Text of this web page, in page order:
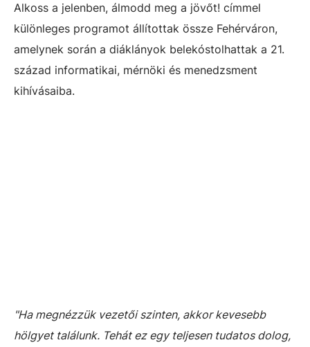
Alkoss a jelenben, álmodd meg a jövőt! címmel
különleges programot állítottak össze Fehérváron,
amelynek során a diáklányok belekóstolhattak a 21.
század informatikai, mérnöki és menedzsment
kihívásaiba.
"Ha megnézzük vezetői szinten, akkor kevesebb
hölgyet találunk. Tehát ez egy teljesen tudatos dolog,